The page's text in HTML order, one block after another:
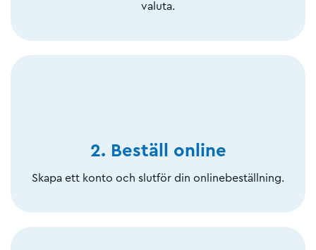
valuta.
2. Beställ online
Skapa ett konto och slutför din onlinebeställning.